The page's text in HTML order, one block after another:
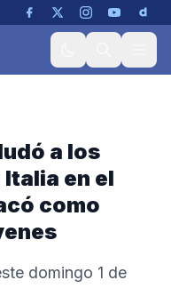
a los
en el
como
domingo 1 de